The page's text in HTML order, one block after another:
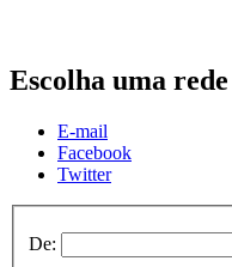
Escolha uma
E-mail
Facebook
Twitter
De: